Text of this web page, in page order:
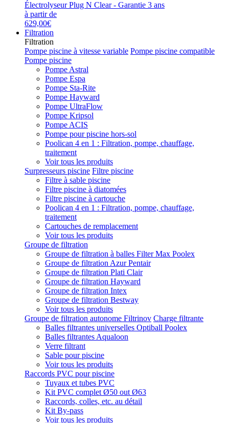
Électrolyseur Plug N Clear - Garantie 3 ans
à partir de
629,00€
Filtration
Filtration
Pompe piscine à vitesse variable Pompe piscine compatible
Pompe piscine
Pompe Astral
Pompe Espa
Pompe Sta-Rite
Pompe Hayward
Pompe UltraFlow
Pompe Kripsol
Pompe ACIS
Pompe pour piscine hors-sol
Poolican 4 en 1 : Filtration, pompe, chauffage,
traitement
Voir tous les produits
Surpresseurs piscine Filtre piscine
Filtre à sable piscine
Filtre piscine à diatomées
Filtre piscine à cartouche
Poolican 4 en 1 : Filtration, pompe, chauffage,
traitement
Cartouches de remplacement
Voir tous les produits
Groupe de filtration
Groupe de filtration à balles Filter Max Poolex
Groupe de filtration Azur Pentair
Groupe de filtration Plati Clair
Groupe de filtration Hayward
Groupe de filtration Intex
Groupe de filtration Bestway
Voir tous les produits
Groupe de filtration autonome Filtrinov Charge filtrante
Balles filtrantes universelles Optiball Poolex
Balles filtrantes Aqualoon
Verre filtrant
Sable pour piscine
Voir tous les produits
Raccords PVC pour piscine
Tuyaux et tubes PVC
Kit PVC complet Ø50 out Ø63
Raccords, colles, etc. au détail
Kit By-pass
Voir tous les produits